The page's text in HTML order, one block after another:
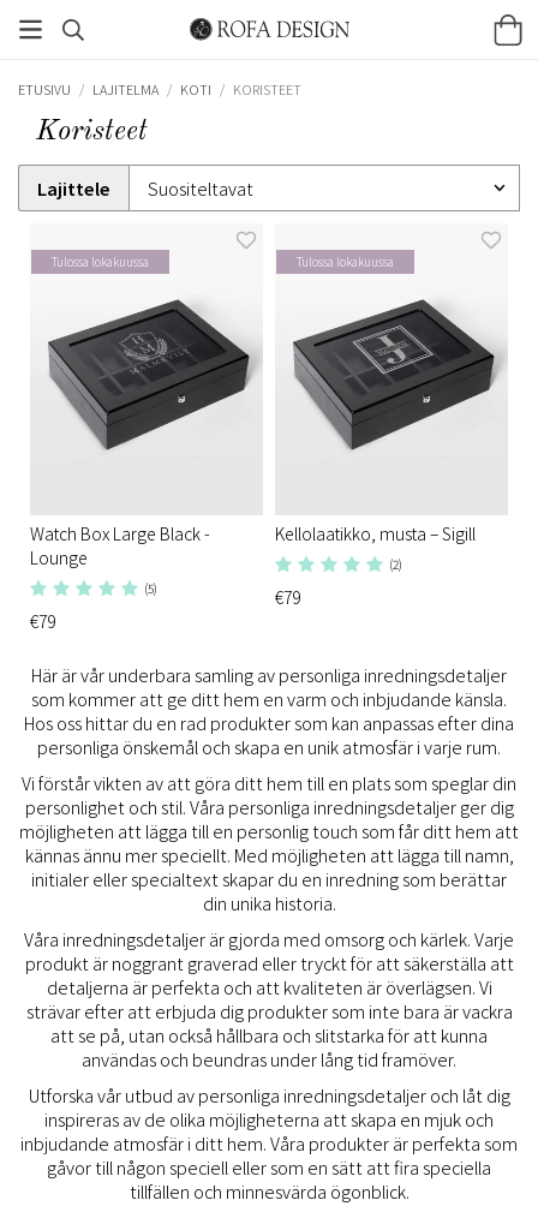
ETUSIVU / LAJITELMA / KOTI / KORISTEET
Koristeet
Lajittele
Tulossa lokakuussa
Watch Box Large Black -
Lounge
(5)
€79
Tulossa lokakuussa
Kellolaatikko, musta – Sigill
(2)
€79
Här är vår underbara samling av personliga inredningsdetaljer
som kommer att ge ditt hem en varm och inbjudande känsla.
Hos oss hittar du en rad produkter som kan anpassas efter dina
personliga önskemål och skapa en unik atmosfär i varje rum.
Vi förstår vikten av att göra ditt hem till en plats som speglar din
personlighet och stil. Våra personliga inredningsdetaljer ger dig
möjligheten att lägga till en personlig touch som får ditt hem att
kännas ännu mer speciellt. Med möjligheten att lägga till namn,
initialer eller specialtext skapar du en inredning som berättar
din unika historia.
Våra inredningsdetaljer är gjorda med omsorg och kärlek. Varje
produkt är noggrant graverad eller tryckt för att säkerställa att
detaljerna är perfekta och att kvaliteten är överlägsen. Vi
strävar efter att erbjuda dig produkter som inte bara är vackra
att se på, utan också hållbara och slitstarka för att kunna
användas och beundras under lång tid framöver.
Utforska vår utbud av personliga inredningsdetaljer och låt dig
inspireras av de olika möjligheterna att skapa en mjuk och
inbjudande atmosfär i ditt hem. Våra produkter är perfekta som
gåvor till någon speciell eller som en sätt att fira speciella
tillfällen och minnesvärda ögonblick.